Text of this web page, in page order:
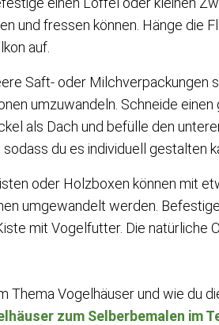
und fressen können. Hänge die
auf.
Saft- oder Milchverpackungen
umzuwandeln. Schneide einen
als Dach und befülle den
du es individuell gestalten
oder Holzboxen können mit
umgewandelt werden.
mit Vogelfutter. Die natürliche
Thema Vogelhäuser und wie du
zum Selberbemalen im